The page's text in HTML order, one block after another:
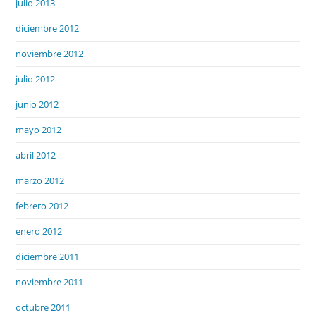
julio 2013
diciembre 2012
noviembre 2012
julio 2012
junio 2012
mayo 2012
abril 2012
marzo 2012
febrero 2012
enero 2012
diciembre 2011
noviembre 2011
octubre 2011